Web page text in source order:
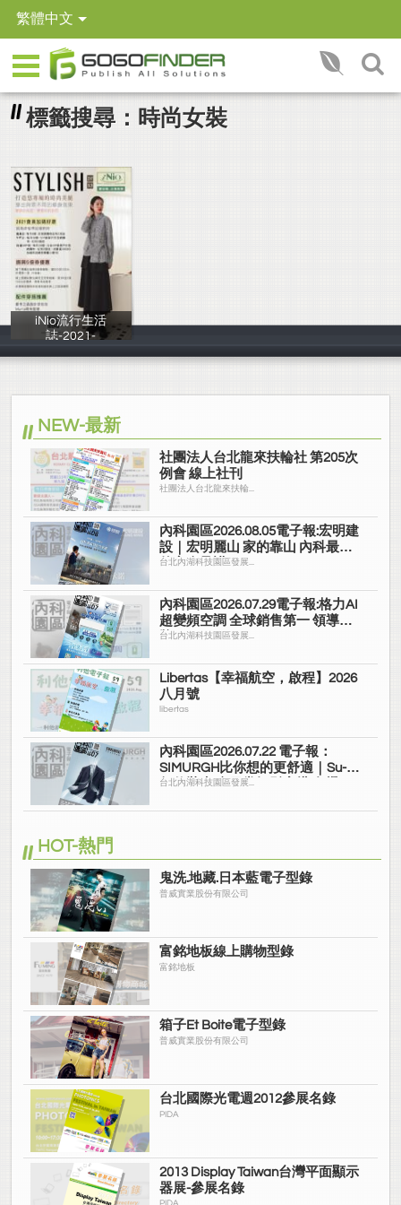
繁體中文
標籤搜尋：時尚女裝
iNio流行生活
誌-2021-
iNio衣著美學
NEW-最新
社團法人台北龍來扶輪社 第205次
例會 線上社刊
社團法人台北龍來扶輪...
內科園區2026.08.05電子報:宏明建
設｜宏明麗山 家的靠山 內科最高
的安全承諾
台北內湖科技園區發展...
內科園區2026.07.29電子報:格力AI
超變頻空調 全球銷售第一 領導品
牌
台北內湖科技園區發展...
Libertas【幸福航空，啟程】2026
八月號
libertas
內科園區2026.07.22 電子報：
SIMURGH比你想的更舒適｜Su-Si
舒仕裝 都會日常輕鬆穿搭 免燙可
台北內湖科技園區發展...
HOT-熱門
鬼洗.地藏.日本藍電子型錄
普威實業股份有限公司
富銘地板線上購物型錄
富銘地板
箱子Et Boite電子型錄
普威實業股份有限公司
台北國際光電週2012參展名錄
PIDA
2013 Display Taiwan台灣平面顯示
器展-參展名錄
PIDA